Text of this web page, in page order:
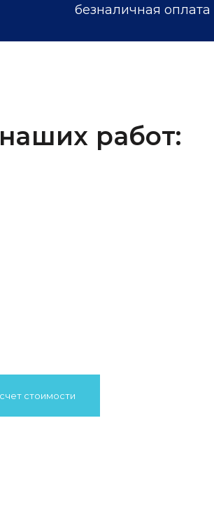
безналичная оплата
работ:
стоимости